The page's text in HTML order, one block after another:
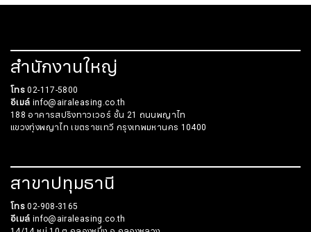
สำนักงานใหญ่
โทร02-117-5800
อีเมล์ info@airaleasing.co.th
188 อาคารสปริงทาวเวอร์ ชั้น 21 ถนนพญาไท
แขวงทุ่งพญาไท เขตราชเทวี กรุงเทพมหานคร 10400
สาขาปทุมธานี
โทร02-908-3165
อีเมล์ info@airaleasing.co.th